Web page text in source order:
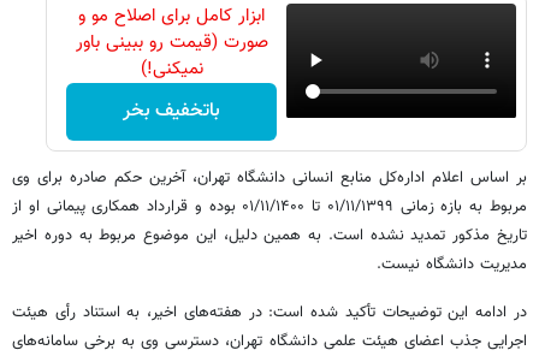
ابزار کامل برای اصلاح مو و
صورت (قیمت رو ببینی باور
نمیکنی!)
باتخفیف بخر
بر اساس اعلام اداره‌کل منابع انسانی دانشگاه تهران، آخرین حکم صادره برای وی
مربوط به بازه زمانی ۰۱/‌۱۱/‌۱۳۹۹ تا ۰۱/‌۱۱/‌۱۴۰۰ بوده و قرارداد همکاری پیمانی او از
تاریخ مذکور تمدید نشده است. به همین دلیل، این موضوع مربوط به دوره اخیر
مدیریت دانشگاه نیست.
در ادامه این توضیحات تأکید شده است: در هفته‌های اخیر، به استناد رأی هیئت
اجرایی جذب اعضای هیئت علمی دانشگاه تهران، دسترسی وی به برخی سامانه‌های